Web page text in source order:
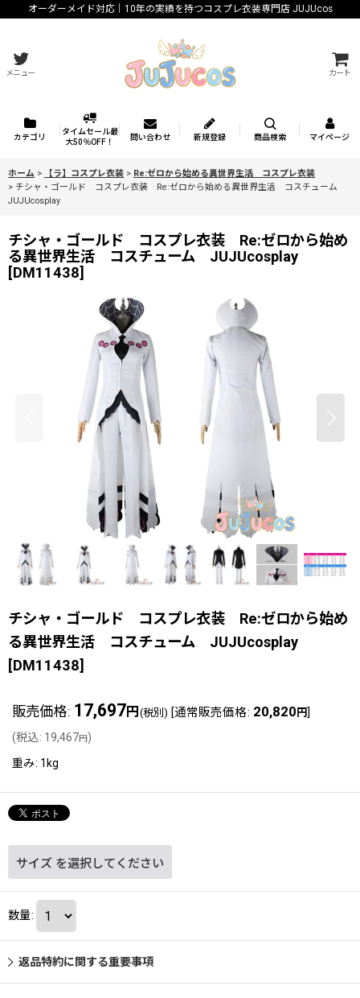
オーダーメイド対応｜10年の実績を持つコスプレ衣装専門店 JUJUcos
メニュー カート
カテゴリ
タイムセール最
大50％OFF！
問い合わせ 新規登録 商品検索 マイページ
ホーム > 【ラ】コスプレ衣装 > Re:ゼロから始める異世界生活 コスプレ衣装
> チシャ・ゴールド コスプレ衣装 Re:ゼロから始める異世界生活 コスチューム
JUJUcosplay
チシャ・ゴールド コスプレ衣装 Re:ゼロから始め
る異世界生活 コスチューム JUJUcosplay
[DM11438]
チシャ・ゴールド コスプレ衣装 Re:ゼロから始め
る異世界生活 コスチューム JUJUcosplay
[DM11438]
販売価格: 17,697円 (税別) [通常販売価格: 20,820 円]
(税込: 19,467円)
重み: 1kg
サイズ を選択してください
数量:
返品特約に関する重要事項